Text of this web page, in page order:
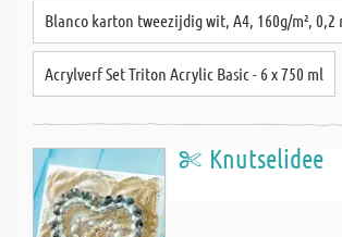
Blanco karton tweezijdig wit, A4, 160g/m², 0,2
Acrylverf Set Triton Acrylic Basic - 6 x 750 ml
Knutselidee